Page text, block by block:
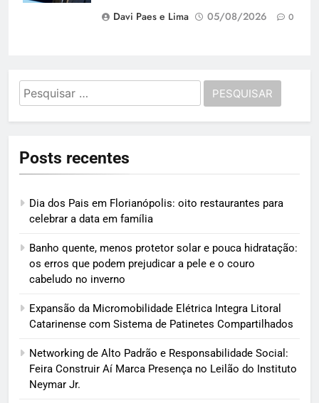
Davi Paes e Lima
05/08/2026 0
Pesquisar
por:
Posts recentes
Dia dos Pais em Florianópolis: oito restaurantes para
celebrar a data em família
Banho quente, menos protetor solar e pouca hidratação:
os erros que podem prejudicar a pele e o couro
cabeludo no inverno
Expansão da Micromobilidade Elétrica Integra Litoral
Catarinense com Sistema de Patinetes Compartilhados
Networking de Alto Padrão e Responsabilidade Social:
Feira Construir Aí Marca Presença no Leilão do Instituto
Neymar Jr.